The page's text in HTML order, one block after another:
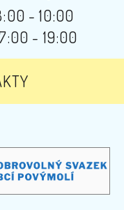
- 10:00
- 19:00